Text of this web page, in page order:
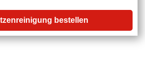
bestellen